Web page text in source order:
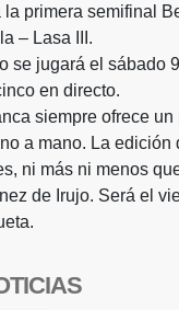
la primera semifinal
– Lasa III.
se jugará el sábado
en directo.
siempre ofrece
a mano. La edición
ni más ni menos
de Irujo. Será el